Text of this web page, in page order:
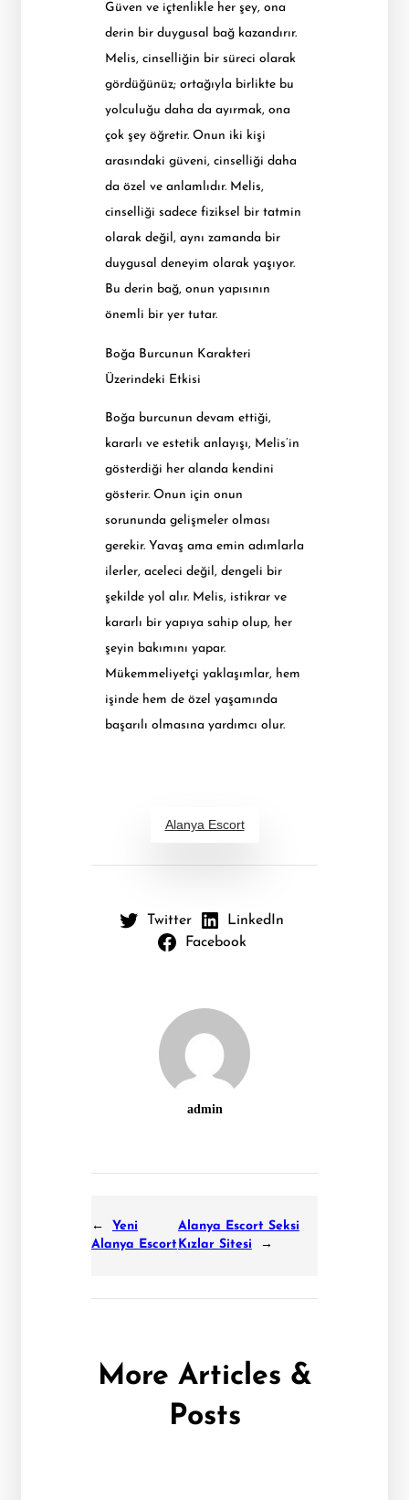
Güven ve içtenlikle her şey, ona
derin bir duygusal bağ kazandırır.
Melis, cinselliğin bir süreci olarak
gördüğünüz; ortağıyla birlikte bu
yolculuğu daha da ayırmak, ona
çok şey öğretir. Onun iki kişi
arasındaki güveni, cinselliği daha
da özel ve anlamlıdır. Melis,
cinselliği sadece fiziksel bir tatmin
olarak değil, aynı zamanda bir
duygusal deneyim olarak yaşıyor.
Bu derin bağ, onun yapısının
önemli bir yer tutar.
Boğa Burcunun Karakteri
Üzerindeki Etkisi
Boğa burcunun devam ettiği,
kararlı ve estetik anlayışı, Melis’in
gösterdiği her alanda kendini
gösterir. Onun için onun
sorununda gelişmeler olması
gerekir. Yavaş ama emin adımlarla
ilerler, aceleci değil, dengeli bir
şekilde yol alır. Melis, istikrar ve
kararlı bir yapıya sahip olup, her
şeyin bakımını yapar.
Mükemmeliyetçi yaklaşımlar, hem
işinde hem de özel yaşamında
başarılı olmasına yardımcı olur.
Alanya Escort
Twitter
LinkedIn
Facebook
admin
←
Yeni
Alanya Escort
Alanya Escort Seksi
Kızlar Sitesi
→
More Articles &
Posts